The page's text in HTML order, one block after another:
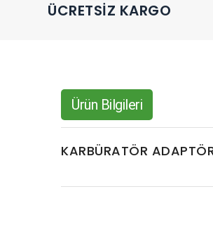
ÜCRETSIZ KARGO
Ürün Bilgileri
KARBÜRATÖR